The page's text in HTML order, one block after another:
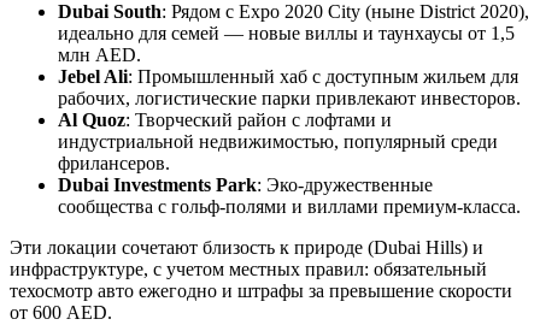
Dubai South: Рядом с Expo 2020 City (ныне District 2020),
идеально для семей — новые виллы и таунхаусы от 1,5
млн AED.
Jebel Ali: Промышленный хаб с доступным жильем для
рабочих, логистические парки привлекают инвесторов.
Al Quoz: Творческий район с лофтами и
индустриальной недвижимостью, популярный среди
фрилансеров.
Dubai Investments Park: Эко-дружественные
сообщества с гольф-полями и виллами премиум-класса.
Эти локации сочетают близость к природе (Dubai Hills) и
инфраструктуре, с учетом местных правил: обязательный
техосмотр авто ежегодно и штрафы за превышение скорости
от 600 AED.